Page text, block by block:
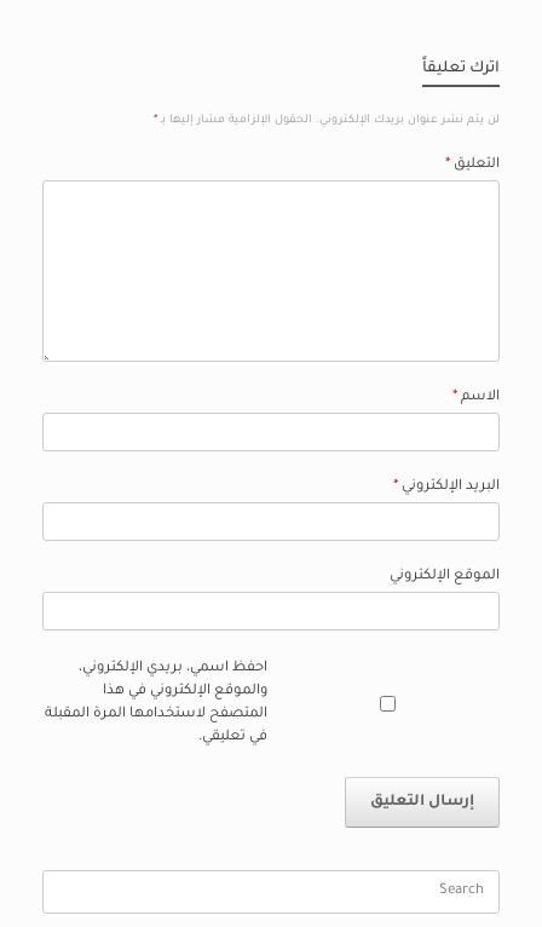
اترك تعليقاً
لن يتم نشر عنوان بريدك الإلكتروني. الحقول الإلزامية مشار إليها بـ *
التعليق *
الاسم *
البريد الإلكتروني *
الموقع الإلكتروني
احفظ اسمي، بريدي الإلكتروني،
والموقع الإلكتروني في هذا
المتصفح لاستخدامها المرة المقبلة
في تعليقي.
Search